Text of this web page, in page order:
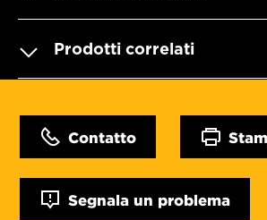
Prodotti correlati
Contatto
Segnala un problema